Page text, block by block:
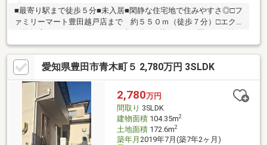
■最寄り駅まで徒歩５分■未入居■閑静な住宅地で住みやすさ◎□フ
ァミリーマート豊田越戸店まで 約５５０ｍ（徒歩７分）□エク
ボ梅坪店まで 約２．０ｋｍ（車６分）□越戸こども園まで 約
４５０ｍ（徒歩６分）□青木小学校まで 約１５００ｍ（徒歩１
９分）□猿投台中学校まで 約１８００ｍ（徒歩２３分）内覧希
望やお問い合わせは下記連絡先まで。■■■株式会社 みどり■■■
豊田市美里４丁目９番地９【０１２０－７８－１０８３】
愛知県豊田市青木町５ 2,780万円 3SLDK
2,780万円
間取り 3SLDK
建物面積104.35m2
土地面積172.6m2
築年月 2019年7月(築7年2ヶ月)